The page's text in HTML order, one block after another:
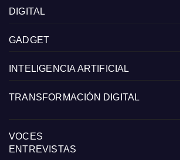
DIGITAL
GADGET
INTELIGENCIA ARTIFICIAL
TRANSFORMACIÓN DIGITAL
VOCES
ENTREVISTAS